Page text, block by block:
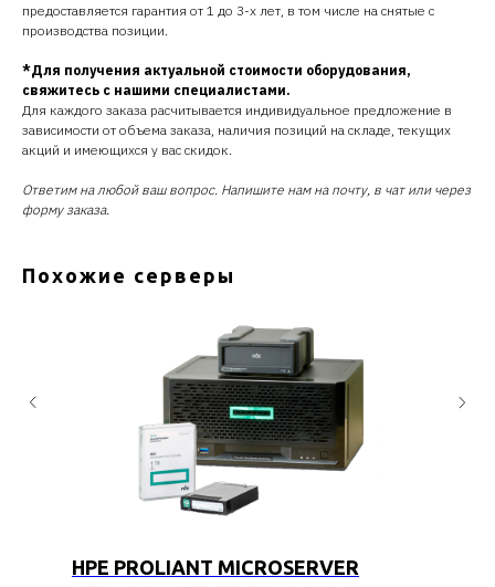
предоставляется гарантия от 1 до 3-х лет, в том числе на снятые с
производства позиции.
*Для получения актуальной стоимости оборудования,
свяжитесь с нашими специалистами.
Для каждого заказа расчитывается индивидуальное предложение в
зависимости от объема заказа, наличия позиций на складе, текущих
акций и имеющихся у вас скидок.
Ответим на любой ваш вопрос. Напишите нам на почту, в чат или через
форму заказа.
Похожие серверы
HPE PROLIANT MICROSERVER